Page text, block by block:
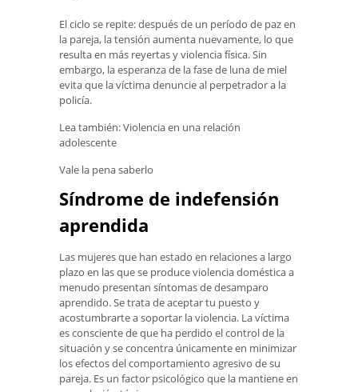
El ciclo se repite: después de un período de paz en
la pareja, la tensión aumenta nuevamente, lo que
resulta en más reyertas y violencia física. Sin
embargo, la esperanza de la fase de luna de miel
evita que la víctima denuncie al perpetrador a la
policía.
Lea también: Violencia en una relación
adolescente
Vale la pena saberlo
Síndrome de indefensión
aprendida
Las mujeres que han estado en relaciones a largo
plazo en las que se produce violencia doméstica a
menudo presentan síntomas de desamparo
aprendido. Se trata de aceptar tu puesto y
acostumbrarte a soportar la violencia. La víctima
es consciente de que ha perdido el control de la
situación y se concentra únicamente en minimizar
los efectos del comportamiento agresivo de su
pareja. Es un factor psicológico que la mantiene en